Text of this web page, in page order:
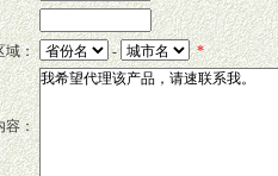
赠，免费提供软硬性平面广告、电
货、严格保证区域市场独占，杜绝
票，产品质量报告检测单，产品批
HS、名人营销等各种模式市场实
域：
- *
容：